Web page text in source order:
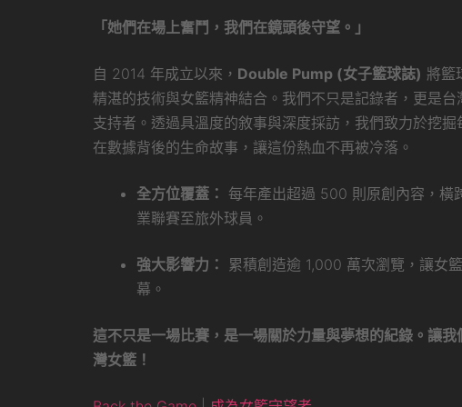
「她們在場上奮鬥，我們在鏡頭後守望。」
自 2014 年成立以來， Double Pump (女子籃球誌) 將籃
精湛的技術與女籃精神結合。我們不只是記錄者，更是台
支持者。透過具溫度的敘事與深度採訪，我們致力於挖
在數據背後的生命故事，讓這份熱血不再被冷落。
全方位覆蓋： 每年產出超過 500 則原創內容，橫
業聯賽至旅外球員。
強大影響力：
累積創造逾 1,000 萬次瀏覽，讓女
幕。
這不只是一場比賽，是一場關於力量與夢想的紀錄。讓
灣女籃！